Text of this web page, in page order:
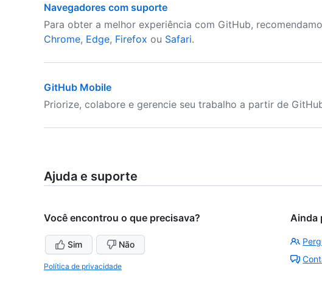
Navegadores com suporte
Para obter a melhor experiência com GitHub,
Chrome, Edge, Firefox ou Safari.
GitHub Mobile
Priorize, colabore e gerencie seu trabalho a partir de
Ajuda e suporte
Você encontrou o que precisava?
Sim Não
Política de privacidade
Ainda